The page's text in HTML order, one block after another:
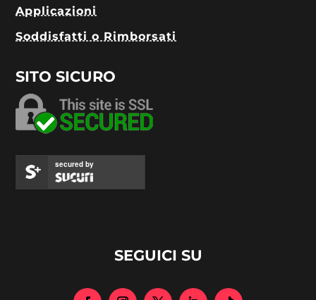
Applicazioni
Soddisfatti o Rimborsati
SITO SICURO
secured by
SEGUICI SU